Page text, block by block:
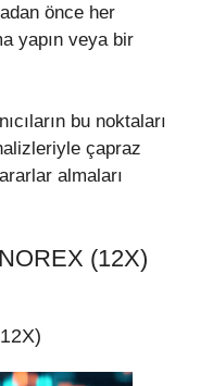
önce her
yapın veya bir
bu noktaları
çapraz
almaları
(12X)